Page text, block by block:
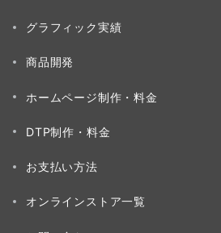
グラフィック実績
商品開発
ホームページ制作・料金
DTP制作・料金
お支払い方法
オンラインストア一覧